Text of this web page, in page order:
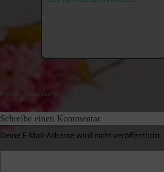
POSTED IN: ALLGEMEIN
Schreibe einen Kommentar
Deine E-Mail-Adresse wird nicht veröffentlicht.